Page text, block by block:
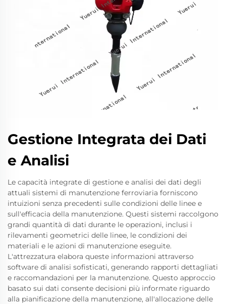
Gestione Integrata dei Dati
e Analisi
Le capacità integrate di gestione e analisi dei dati degli
attuali sistemi di manutenzione ferroviaria forniscono
intuizioni senza precedenti sulle condizioni delle linee e
sull'efficacia della manutenzione. Questi sistemi raccolgono
grandi quantità di dati durante le operazioni, inclusi i
rilevamenti geometrici delle linee, le condizioni dei
materiali e le azioni di manutenzione eseguite.
L'attrezzatura elabora queste informazioni attraverso
software di analisi sofisticati, generando rapporti dettagliati
e raccomandazioni per la manutenzione. Questo approccio
basato sui dati consente decisioni più informate riguardo
alla pianificazione della manutenzione, all'allocazione delle